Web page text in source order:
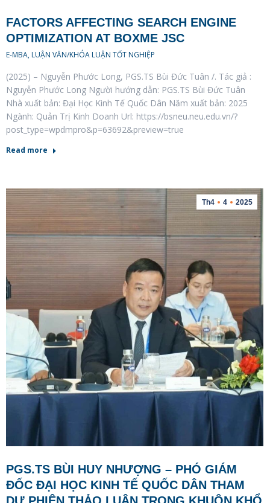
FACTORS AFFECTING SEARCH ENGINE
OPTIMIZATION AT BOXME JSC
E-MBA, LUẬN VĂN/KHÓA LUẬN TỐT NGHIỆP
(2025) – Nguyễn Phước Long, PGS.TS Bùi Đức Tuân /. Tác giả :
Nguyễn Phước Long Người hướng dẫn: PGS.TS Bùi Đức Tuân
Nhà xuất bản: Đại Học Kinh Tế Quốc Dân Năm xuất bản: 2025
Ngành: Quản Trị Kinh Doanh Url: https://bsneu.neu.edu.vn/?
post_type=wpdmpro&p=63692&preview=true
Read more
Th4 4 2025
PGS.TS BÙI HUY NHƯỢNG – PHÓ GIÁM
ĐỐC ĐẠI HỌC KINH TẾ QUỐC DÂN THAM
DỰ PHIÊN THẢO LUẬN TRONG KHUÔN KHỔ